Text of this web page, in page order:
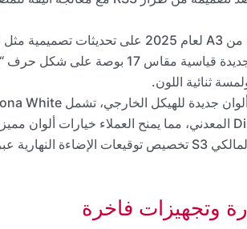
ثنائية اللون.
وتجهيزات فاخرة